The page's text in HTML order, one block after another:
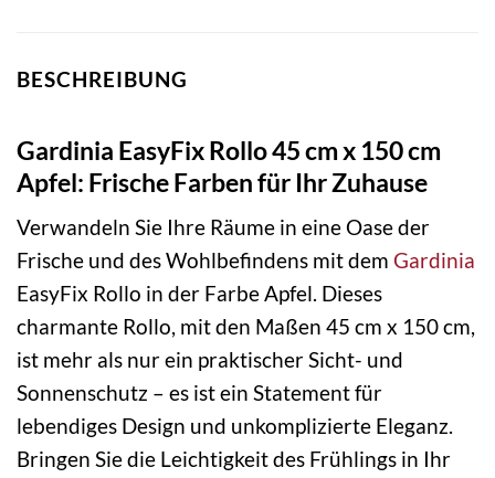
BESCHREIBUNG
Gardinia EasyFix Rollo 45 cm x 150 cm
Apfel: Frische Farben für Ihr Zuhause
Verwandeln Sie Ihre Räume in eine Oase der
Frische und des Wohlbefindens mit dem Gardinia
EasyFix Rollo in der Farbe Apfel. Dieses
charmante Rollo, mit den Maßen 45 cm x 150 cm,
ist mehr als nur ein praktischer Sicht- und
Sonnenschutz – es ist ein Statement für
lebendiges Design und unkomplizierte Eleganz.
Bringen Sie die Leichtigkeit des Frühlings in Ihr